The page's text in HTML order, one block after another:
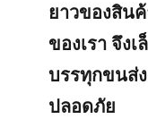
ยาวของสิน
ของเรา จึง
บรรทุกขนส่
ปลอดภัย